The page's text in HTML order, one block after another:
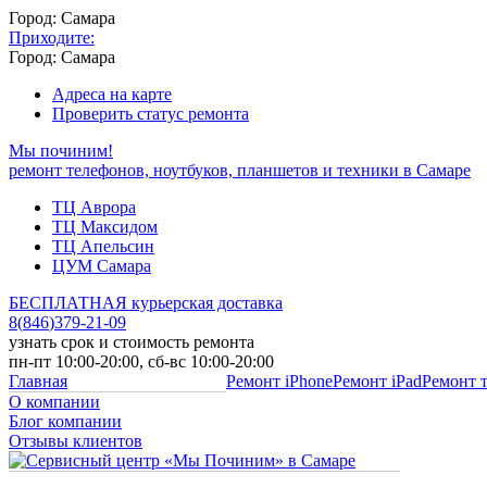
Город: Самара
Приходите:
Город: Самара
Адреса на карте
Проверить статус ремонта
Мы починим!
ремонт телефонов, ноутбуков, планшетов и техники в Самаре
ТЦ Аврора
ТЦ Максидом
ТЦ Апельсин
ЦУМ Самара
БЕСПЛАТНАЯ курьерская доставка
8(846)379-21-09
узнать срок и стоимость ремонта
пн-пт 10:00-20:00, сб-вс 10:00-20:00
Главная
О компании
Блог компании
Отзывы клиентов
Ремонт iPhoneРемонт iPadРемонт